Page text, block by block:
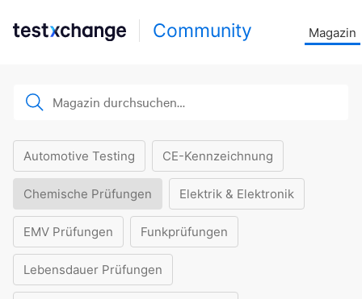
Community Magazin
Automotive Testing CE-Kennzeichnung
Chemische Prüfungen Elektrik & Elektronik
EMV Prüfungen Funkprüfungen
Lebensdauer Prüfungen